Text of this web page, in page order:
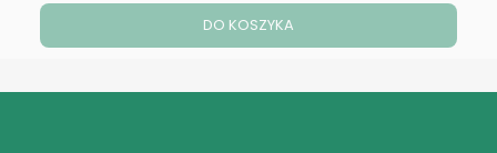
DO KOSZYKA